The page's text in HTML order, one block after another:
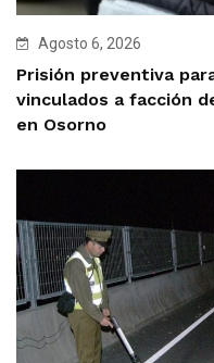
Agosto 6, 2026
Prisión preventiva
vinculados a facción
en Osorno